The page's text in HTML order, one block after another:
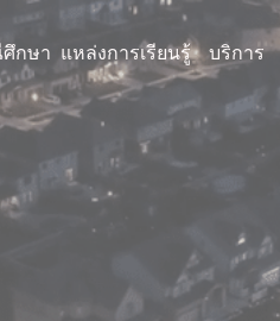
กษา แหล่งการเรียนรู้ บริการ